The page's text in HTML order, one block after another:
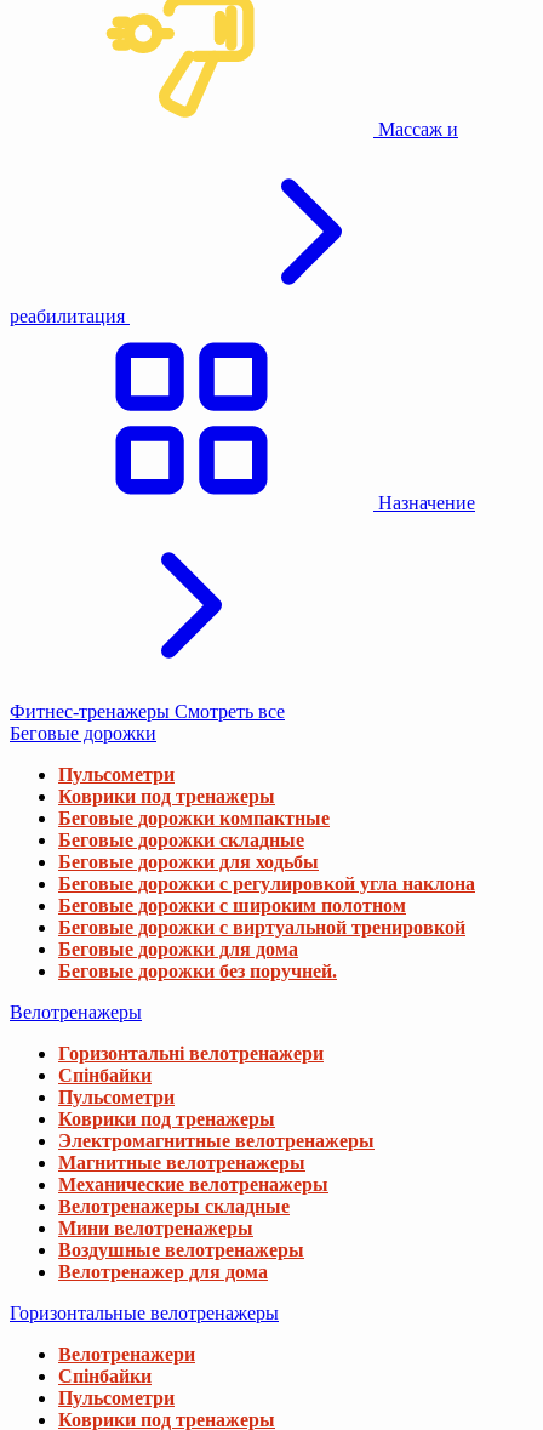
Массаж и
реабилитация
Назначение
Фитнес-тренажеры Смотреть все
Беговые дорожки
Пульсометри
Коврики под тренажеры
Беговые дорожки компактные
Беговые дорожки складные
Беговые дорожки для ходьбы
Беговые дорожки с регулировкой угла наклона
Беговые дорожки с широким полотном
Беговые дорожки с виртуальной тренировкой
Беговые дорожки для дома
Беговые дорожки без поручней.
Велотренажеры
Горизонтальні велотренажери
Спінбайки
Пульсометри
Коврики под тренажеры
Электромагнитные велотренажеры
Магнитные велотренажеры
Механические велотренажеры
Велотренажеры складные
Мини велотренажеры
Воздушные велотренажеры
Велотренажер для дома
Горизонтальные велотренажеры
Велотренажери
Спінбайки
Пульсометри
Коврики под тренажеры